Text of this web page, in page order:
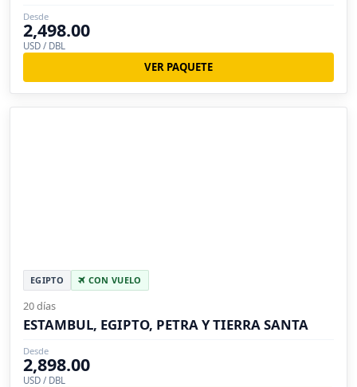
Desde
2,498.00
USD / DBL
VER PAQUETE
EGIPTO CON VUELO
20 días
ESTAMBUL, EGIPTO, PETRA Y TIERRA SANTA
Desde
2,898.00
USD / DBL